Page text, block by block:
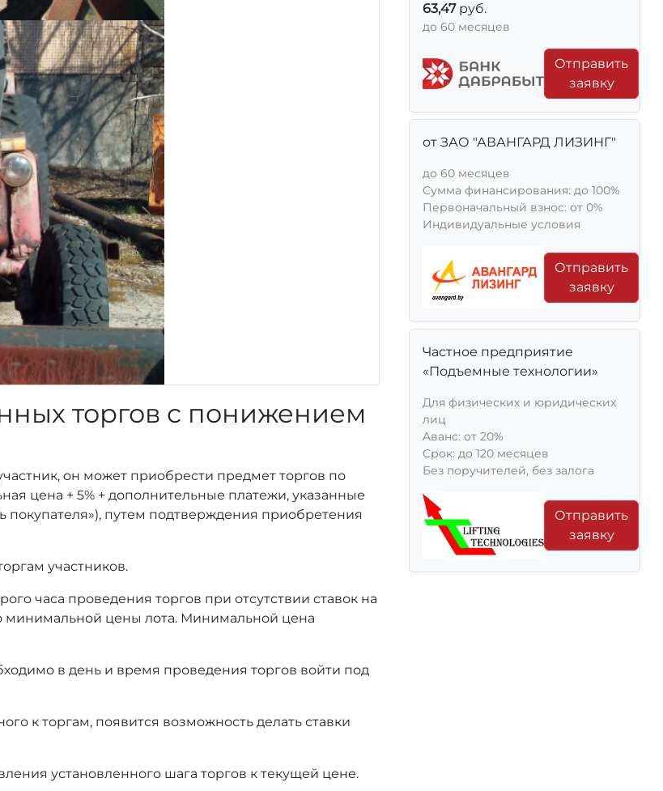
торгов с понижением
он может приобрести предмет торгов по
цена + 5% + дополнительные платежи, указанные
покупателя»), путем подтверждения приобретения
участников.
часа проведения торгов при отсутствии ставок на
цены лота. Минимальной цена
в день и время проведения торгов войти под
к торгам, появится возможность делать ставки
установленного шага торгов к текущей цене.
63,47руб.
до 60 месяцев
Отправить
заявку
от ЗАО "АВАНГАРД ЛИЗИНГ"
до 60 месяцев
Сумма финансирования: до 100%
Первоначальный взнос: от 0%
Индивидуальные условия
Отправить
заявку
Частное предприятие
«Подъемные технологии»
Для физических и юридических
лиц
Aванс: от 20%
Срок: до 120 месяцев
Без поручителей, без залога
Отправить
заявку